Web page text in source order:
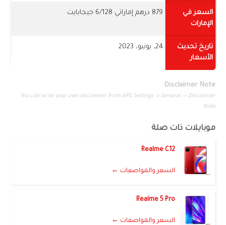
السعر في
الإمارات
879 درهم إماراتي 6/128 جيجابايت
تاريخ تحديث
الأسعار
24، يونيو، 2023
Disclaimer Note
You can write your own disclaimer from APS Settings -> General -> Disclaimer
Note.
موبايلات ذات صلة
Realme C12
السعر والمواصفات ←
Realme 5 Pro
السعر والمواصفات ←